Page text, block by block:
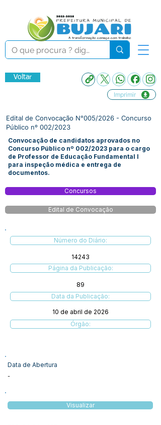
Voltar
Imprimir
Edital de Convocação N°005/2026 - Concurso
Público nº 002/2023
Convocação de candidatos aprovados no
Concurso Público nº 002/2023 para o cargo
de Professor de Educação Fundamental I
para inspeção médica e entrega de
documentos.
Concursos
Edital de Convocação
Número do Diário:
14243
Página da Publicação:
89
Data da Publicação:
10 de abril de 2026
Órgão:
Data de Abertura
-
Visualizar